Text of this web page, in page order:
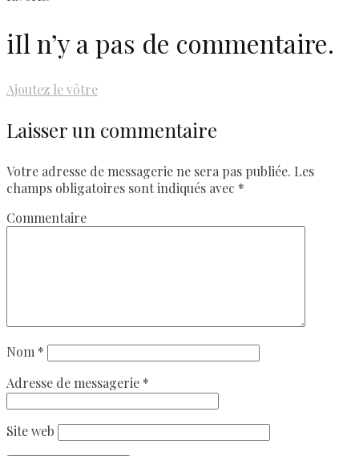
iIl n’y a pas de commentaire.
Ajoutez le vôtre
Laisser un commentaire
Votre adresse de messagerie ne sera pas publiée. Les
champs obligatoires sont indiqués avec *
Commentaire
Nom *
Adresse de messagerie *
Site web